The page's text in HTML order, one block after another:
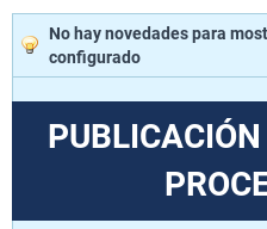
No hay novedades para
configurado